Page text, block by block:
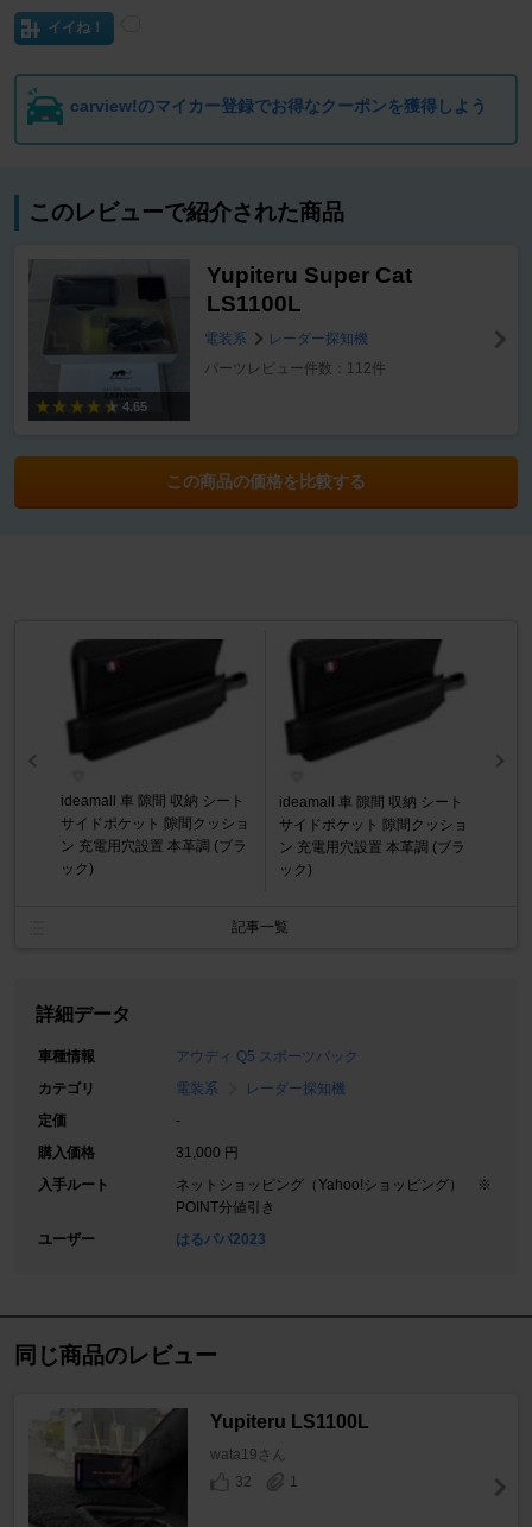
イイね！
carview!のマイカー登録でお得なクーポンを獲得しよう
このレビューで紹介された商品
4.65
Yupiteru Super Cat
LS1100L
電装系
レーダー探知機
パーツレビュー件数：112件
この商品の価格を比較する
ideamall 車 隙間 収納 シート
サイドポケット 隙間クッショ
ン 充電用穴設置 本革調 (ブラ
ック)
ideamall 車 隙間 収納 シート
サイドポケット 隙間クッショ
ン 充電用穴設置 本革調 (ブラ
ック)
記事一覧
詳細データ
車種情報
アウディ Q5 スポーツバック
カテゴリ
電装系
レーダー探知機
定価
-
購入価格
31,000 円
入手ルート
ネットショッピング（Yahoo!ショッピング） ※
POINT分値引き
ユーザー
はるパパ2023
同じ商品のレビュー
Yupiteru LS1100L
wata19さん
32
1